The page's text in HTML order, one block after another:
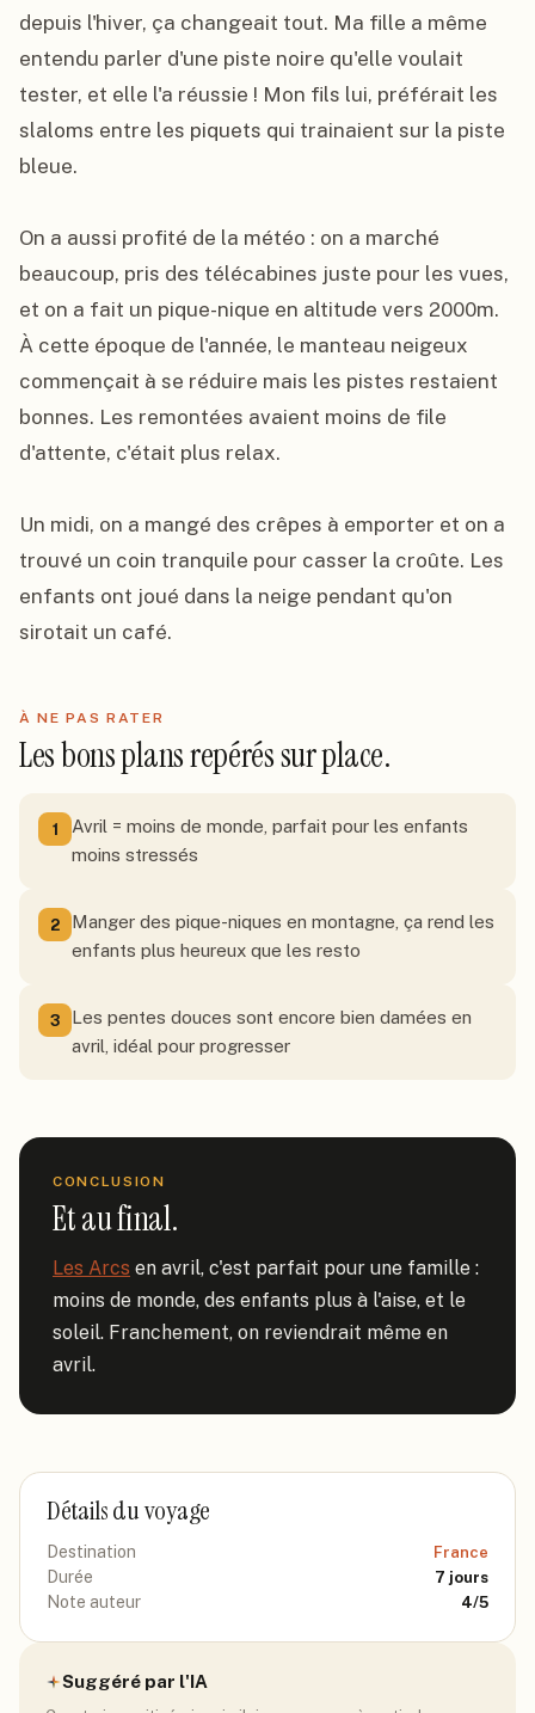
depuis l'hiver, ça changeait tout. Ma fille a même
entendu parler d'une piste noire qu'elle voulait
tester, et elle l'a réussie ! Mon fils lui, préférait les
slaloms entre les piquets qui trainaient sur la piste
bleue.
On a aussi profité de la météo : on a marché
beaucoup, pris des télécabines juste pour les vues,
et on a fait un pique-nique en altitude vers 2000m.
À cette époque de l'année, le manteau neigeux
commençait à se réduire mais les pistes restaient
bonnes. Les remontées avaient moins de file
d'attente, c'était plus relax.
Un midi, on a mangé des crêpes à emporter et on a
trouvé un coin tranquile pour casser la croûte. Les
enfants ont joué dans la neige pendant qu'on
sirotait un café.
À NE PAS RATER
Les bons plans repérés sur place.
1
Avril = moins de monde, parfait pour les enfants
moins stressés
2
Manger des pique-niques en montagne, ça rend les
enfants plus heureux que les resto
3
Les pentes douces sont encore bien damées en
avril, idéal pour progresser
CONCLUSION
Et au final.
Les Arcs en avril, c'est parfait pour une famille :
moins de monde, des enfants plus à l'aise, et le
soleil. Franchement, on reviendrait même en
avril.
Détails du voyage
Destination France
Durée 7 jours
Note auteur 4/5
Suggéré par l'IA